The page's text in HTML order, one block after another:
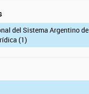
del Sistema Argentino de
(1)